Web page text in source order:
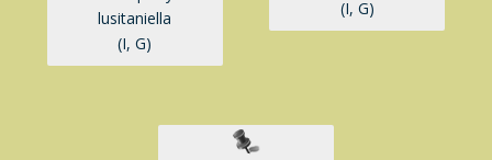
lusitaniella
(I, G)
(I, G)